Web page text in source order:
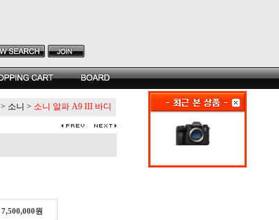
> 소니 > 소니 알파 A9 III 바디
7,500,000원